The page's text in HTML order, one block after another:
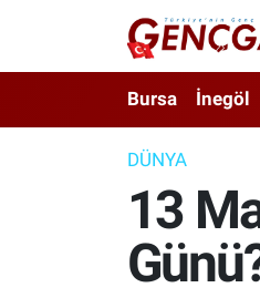
Bursa İnegöl
DÜNYA
13
3.SAYFA
Nöbetçi Eczaneler
Trafik Durumu
Süper Lig Puan